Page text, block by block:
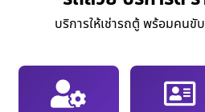
บริการให้เช่ารถตู้ พร้อมคน